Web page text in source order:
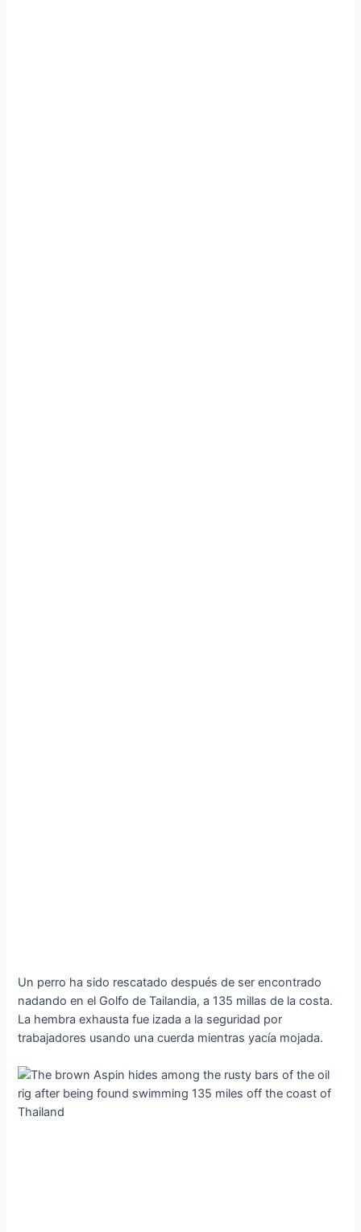
Un perro ha sido rescatado después de ser encontrado
nadando en el Golfo de Tailandia, a 135 millas de la costa.
La hembra exhausta fue izada a la seguridad por
trabajadores usando una cuerda mientras yacía mojada.